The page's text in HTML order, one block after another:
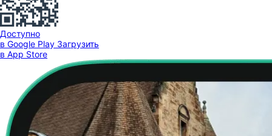
Доступно
в Google Play Загрузить
в App Store